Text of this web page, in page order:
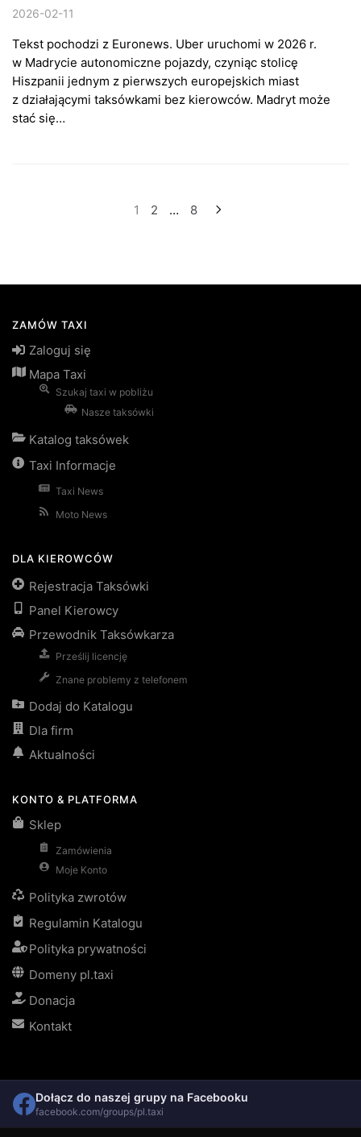
2026-02-11
Tekst pochodzi z Euronews. Uber uruchomi w 2026 r.
w Madrycie autonomiczne pojazdy, czyniąc stolicę
Hiszpanii jednym z pierwszych europejskich miast
z działającymi taksówkami bez kierowców. Madryt może
stać się…
Stronicowanie
1 2 … 8
ZAMÓW TAXI
Zaloguj się
Mapa Taxi
Szukaj taxi w pobliżu
Nasze taksówki
Katalog taksówek
Taxi Informacje
Taxi News
Moto News
DLA KIEROWCÓW
Rejestracja Taksówki
Panel Kierowcy
Przewodnik Taksówkarza
Prześlij licencję
Znane problemy z telefonem
Dodaj do Katalogu
Dla firm
Aktualności
KONTO & PLATFORMA
Sklep
Zamówienia
Moje Konto
Polityka zwrotów
Regulamin Katalogu
Polityka prywatności
Domeny pl.taxi
Donacja
Kontakt
Dołącz do naszej grupy na Facebooku
facebook.com/groups/pl.taxi